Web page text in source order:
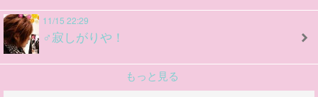
11/15 22:29
♂寂しがりや！
もっと見る